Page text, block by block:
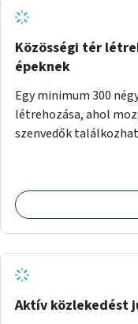
Közösségi tér
épeknek
Egy minimum 300
létrehozása, ahol
szenvedők
tud játszani, fontos,
hangulatukban
Aktív közlekedést